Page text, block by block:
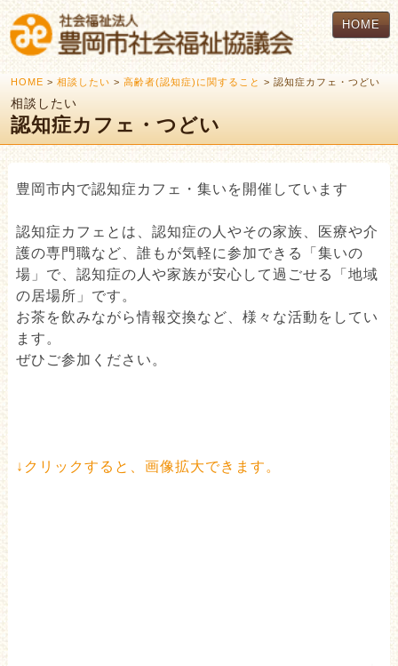
HOME
HOME > 相談したい > 高齢者(認知症)に関すること > 認知症カフェ・つどい
相談したい
認知症カフェ・つどい
豊岡市内で認知症カフェ・集いを開催しています
認知症カフェとは、認知症の人やその家族、医療や介
護の専門職など、誰もが気軽に参加できる「集いの
場」で、認知症の人や家族が安心して過ごせる「地域
の居場所」です。
お茶を飲みながら情報交換など、様々な活動をしてい
ます。
ぜひご参加ください。
↓クリックすると、画像拡大できます。